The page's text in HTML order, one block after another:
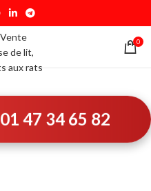
0
01 47 34 65 82